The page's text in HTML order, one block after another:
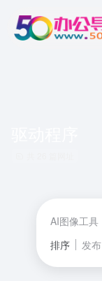
AI图像工具
排序
发布